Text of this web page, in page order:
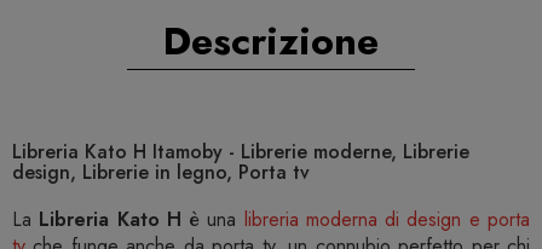
Descrizione
Libreria Kato H Itamoby - Librerie moderne, Librerie
design, Librerie in legno, Porta tv
La Libreria Kato H è una libreria moderna di design e porta